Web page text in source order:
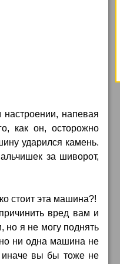
напевая
как он, осторожно
ударился камень.
за шиворот,
стоит эта машина?!
вред вам и
но я не могу поднять
ни одна машина не
иначе вы бы тоже не